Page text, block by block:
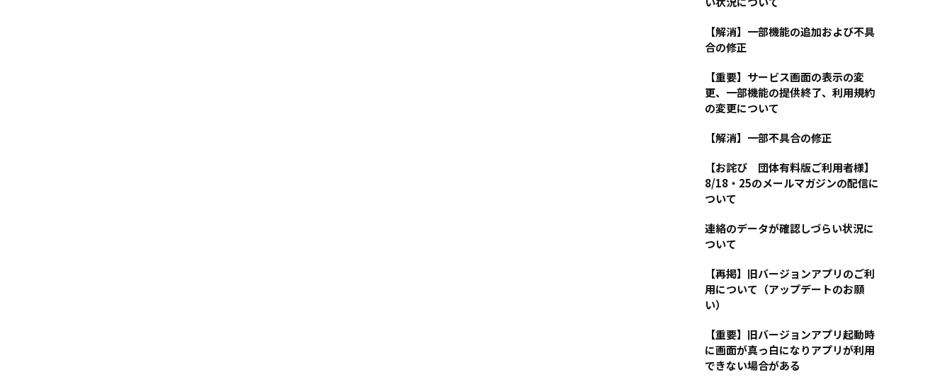
【解消】一部機能の追加および不具
合の修正
【重要】サービス画面の表示の変
更、一部機能の提供終了、利用規約
の変更について
【解消】一部不具合の修正
【お詫び 団体有料版ご利用者様】
8/18・25のメールマガジンの配信に
ついて
連絡のデータが確認しづらい状況に
ついて
【再掲】旧バージョンアプリのご利
用について（アップデートのお願
い）
【重要】旧バージョンアプリ起動時
に画面が真っ白になりアプリが利用
できない場合がある